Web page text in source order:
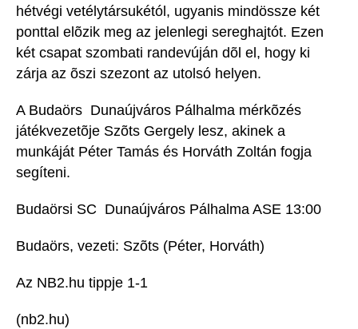
hétvégi vetélytársukétól, ugyanis mindössze két
ponttal elõzik meg az jelenlegi sereghajtót. Ezen
két csapat szombati randevúján dõl el, hogy ki
zárja az õszi szezont az utolsó helyen.
A Budaörs  Dunaújváros Pálhalma mérkõzés
játékvezetõje Szõts Gergely lesz, akinek a
munkáját Péter Tamás és Horváth Zoltán fogja
segíteni.
Budaörsi SC  Dunaújváros Pálhalma ASE 13:00
Budaörs, vezeti: Szõts (Péter, Horváth)
Az NB2.hu tippje 1-1
(nb2.hu)